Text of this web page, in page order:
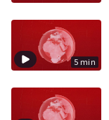
5 min